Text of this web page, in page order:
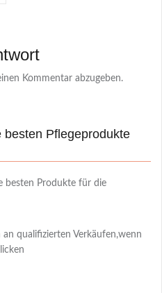
Kommentar abzugeben.
Pflegeprodukte
besten Produkte für die
qualifizierten Verkäufen,wenn